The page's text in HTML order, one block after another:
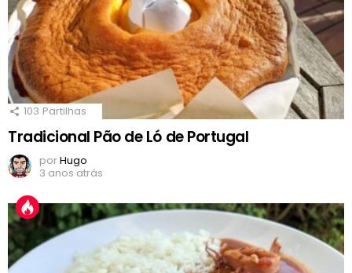
103 Partilhas
Tradicional Pão de Ló de Portugal
porHugo
3 anos atrás